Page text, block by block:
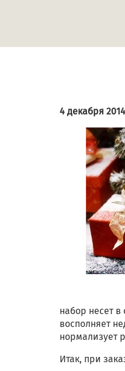
4 декабря 2014
набор несет
восполняет
нормализует
Итак, при